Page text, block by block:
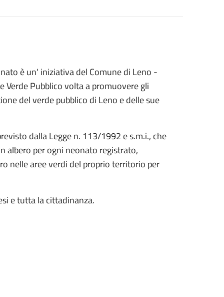
è un' iniziativa del Comune di Leno -
Pubblico volta a promuovere gli
del verde pubblico di Leno e delle sue
dalla Legge n. 113/1992 e s.m.i., che
albero per ogni neonato registrato,
nelle aree verdi del proprio territorio per
e tutta la cittadinanza.